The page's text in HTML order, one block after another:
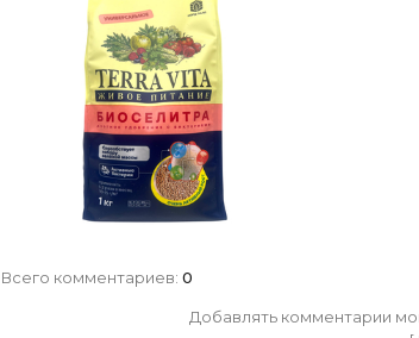
Всего комментариев:0
Добавлять комментарии